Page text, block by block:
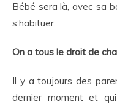
Bébé sera là, avec sa
s’habituer.
On a tous le droit de
Il y a toujours des
dernier moment et